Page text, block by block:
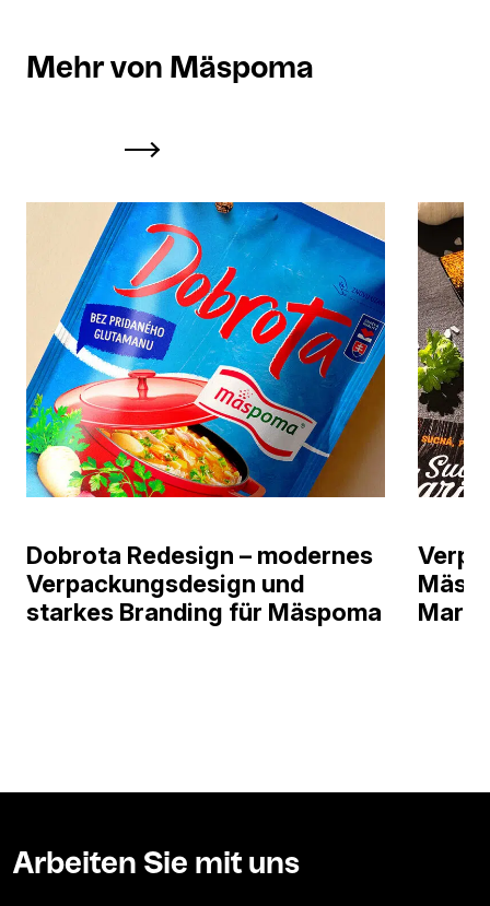
Mehr von Mäspoma
Dobrota Redesign – modernes
Verpackungsdesign und
starkes Branding für Mäspoma
Arbeiten Sie mit uns